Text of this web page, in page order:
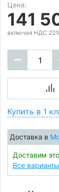
Цена:
141
включая НДС
Купить в 1
Доставка в
Доставим
Все варианты